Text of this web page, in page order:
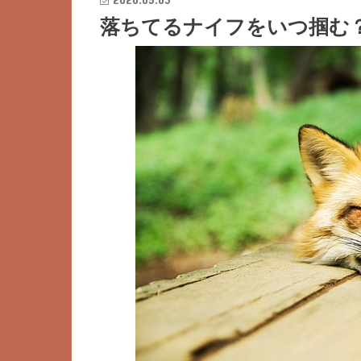
落ちてるナイフをいつ掴む